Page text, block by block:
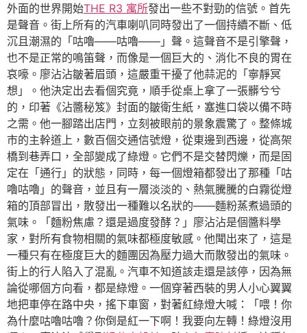
外面的世界開始THE R3 寓所發出一些不對勁的信號。首先
是聲音。街上所有的汽車喇叭同時發出了一個持續不斷、低
沉且潮濕的「咕嚕——咕嚕——」聲。這聲音不是引擎聲，
也不是正常的鳴笛聲，而像是一個巨大的、消化不良的胃在
哀嚎。廖沾沾皺著眉頭，這嚴重干擾了他蒜泥的「寧靜冥
想」。他決定出去看個究竟，順手從桌上拿了一張髒兮兮
的，印著《沾醬秘笈》封面的皺衛生紙，塞進口袋以備不時
之需。他一腳踏出店門，立刻被眼前的景象震驚了。整條城
市的主幹道上，數百個交通信號燈，從東邊到西邊，從高架
橋到巷弄口，全部變成了綠燈。它們不是交替閃爍，而是固
定在「通行」的狀態，同時，每一個燈箱都發出了那種「咕
嚕咕嚕」的聲音，並且有一層淡淡的、熱氣騰騰的白霧從燈
箱的頂部冒出，散發出一種難以名狀的——麵粉蒸煮過頭的
氣味。「麵粉焦慮？還是過度發酵？」廖沾沾是個醬料學
家，對所有食物相關的氣味都極度敏感。他聞出來了，這是
一種只有在極度巨大的麵團因為壓力過大而散發出的氣味。
街上的行人陷入了混亂。汽車不知道該走還是該停，因為無
論從哪個方向看，都是綠燈。一個穿著西裝的男人小心翼翼
地把車停在路中央，搖下車窗，對著紅綠燈大喊：「喂！你
為什麼咕嚕咕嚕？你倒是紅一下啊！我要向左轉！綠燈沒用